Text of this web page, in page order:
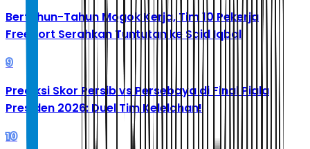
Bertahun-Tahun Mogok Kerja, Tim 10 Pekerja
Freeport Serahkan Tuntutan ke Said Iqbal
9
Prediksi Skor Persib vs Persebaya di Final Piala
Presiden 2026: Duel Tim Kelelahan!
10